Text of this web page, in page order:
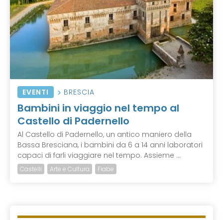
EVENTI BRESCIA
Bambini in viaggio nel tempo al
Castello di Padernello
Al Castello di Padernello, un antico maniero della
Bassa Bresciana, i bambini da 6 a 14 anni laboratori
capaci di farli viaggiare nel tempo. Assieme ...
Castelli Arte e Cultura Fiabe